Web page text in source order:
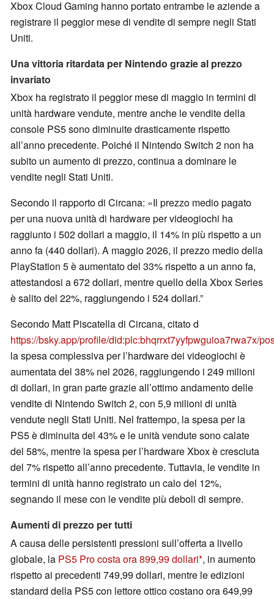
Xbox Cloud Gaming hanno portato entrambe le aziende a
registrare il peggior mese di vendite di sempre negli Stati
Uniti.
Una vittoria ritardata per Nintendo grazie al prezzo
invariato
Xbox ha registrato il peggior mese di maggio in termini di
unità hardware vendute, mentre anche le vendite della
console PS5 sono diminuite drasticamente rispetto
all’anno precedente. Poiché il Nintendo Switch 2 non ha
subito un aumento di prezzo, continua a dominare le
vendite negli Stati Uniti.
Secondo il rapporto di Circana: «Il prezzo medio pagato
per una nuova unità di hardware per videogiochi ha
raggiunto i 502 dollari a maggio, il 14% in più rispetto a un
anno fa (440 dollari). A maggio 2026, il prezzo medio della
PlayStation 5 è aumentato del 33% rispetto a un anno fa,
attestandosi a 672 dollari, mentre quello della Xbox Series
è salito del 22%, raggiungendo i 524 dollari.”
Secondo Matt Piscatella di Circana, citato d
https://bsky.app/profile/did:plc:bhqrrxt7yyfpwguioa7rwa7x/
la spesa complessiva per l’hardware dei videogiochi è
aumentata del 38% nel 2026, raggiungendo i 249 milioni
di dollari, in gran parte grazie all’ottimo andamento delle
vendite di Nintendo Switch 2, con 5,9 milioni di unità
vendute negli Stati Uniti. Nel frattempo, la spesa per la
PS5 è diminuita del 43% e le unità vendute sono calate
del 58%, mentre la spesa per l’hardware Xbox è cresciuta
del 7% rispetto all’anno precedente. Tuttavia, le vendite in
termini di unità hanno registrato un calo del 12%,
segnando il mese con le vendite più deboli di sempre.
Aumenti di prezzo per tutti
A causa delle persistenti pressioni sull’offerta a livello
globale, la PS5 Pro costa ora 899,99 dollari , in aumento
rispetto ai precedenti 749,99 dollari, mentre le edizioni
standard della PS5 con lettore ottico costano ora 649,99